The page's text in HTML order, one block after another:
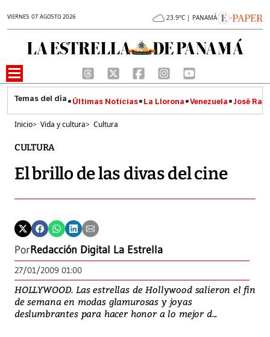
VIERNES 07 AGOSTO 2026 23.9°C | PANAMÁ
Últimas Noticias La Llorona Venezuela José
Inicio> Vida y cultura> Cultura
CULTURA
El brillo de las divas del cine
PorRedacción Digital La Estrella
27/01/2009 01:00
HOLLYWOOD. Las estrellas de Hollywood salieron el fin
de semana en modas glamurosas y joyas
deslumbrantes para hacer honor a lo mejor d...